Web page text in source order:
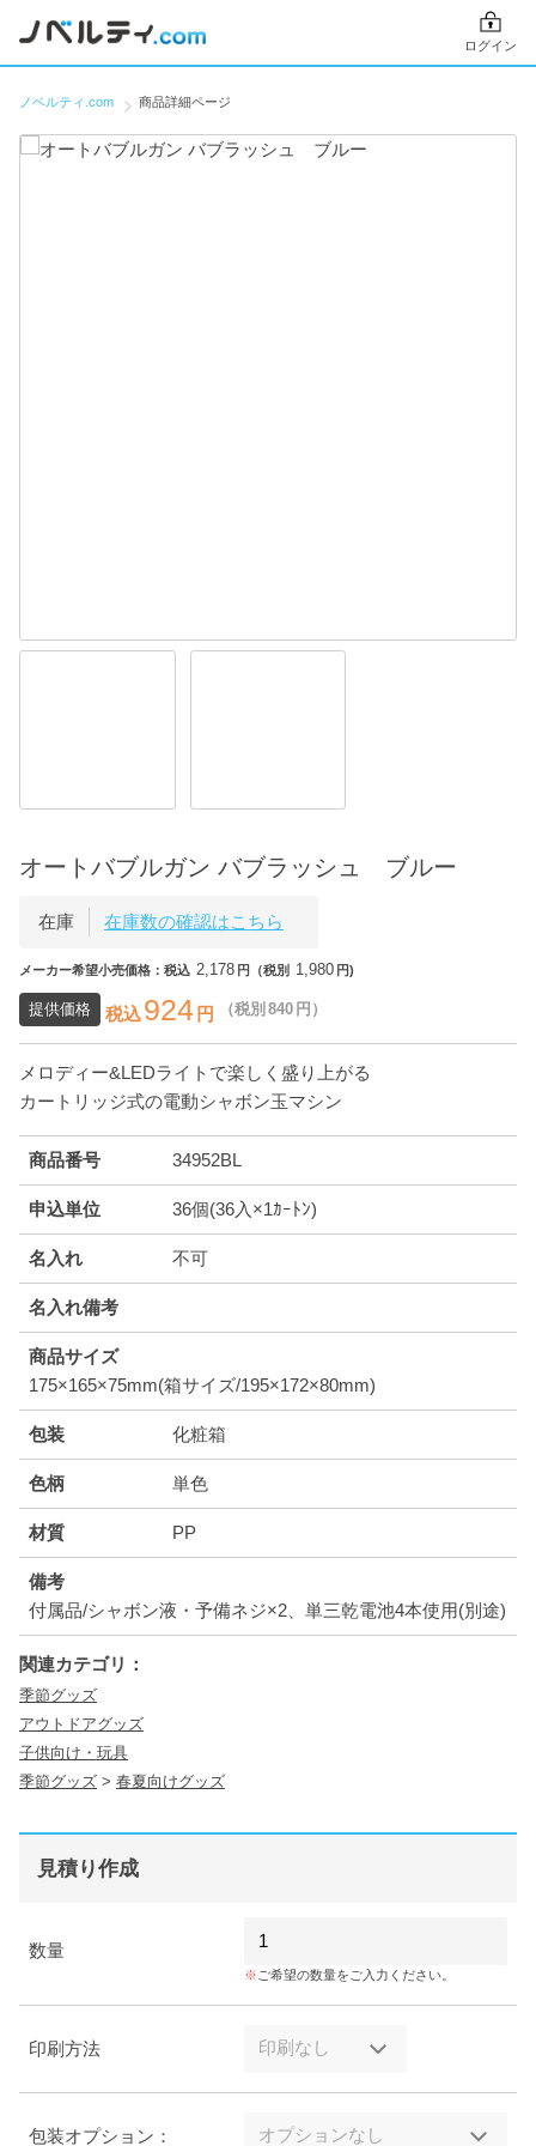
ログイン
ノベルティ.com 商品詳細ページ
オートバブルガン バブラッシュ ブルー
在庫 在庫数の確認はこちら
メーカー希望小売価格：税込 2,178 円（税別 1,980 円)
提供価格 税込924 円 （税別 840 円）
メロディー&LEDライトで楽しく盛り上がる
カートリッジ式の電動シャボン玉マシン
商品番号 34952BL
申込単位 36個(36入×1ｶｰﾄﾝ)
名入れ 不可
名入れ備考
商品サイズ
175×165×75mm(箱サイズ/195×172×80mm)
包装 化粧箱
色柄 単色
材質 PP
備考
付属品/シャボン液・予備ネジ×2、単三乾電池4本使用(別途)
関連カテゴリ：
季節グッズ
アウトドアグッズ
子供向け・玩具
季節グッズ > 春夏向けグッズ
見積り作成
数量
ご希望の数量をご入力ください。
印刷方法
包装オプション：